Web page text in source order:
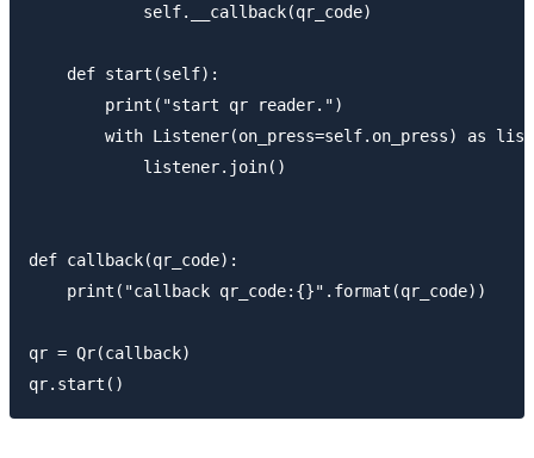
            self.__callback(qr_code)
    def start(self):
        print("start qr reader.")
with Listener(on_press=self.on_press) as
            listener.join()
def callback(qr_code):
    print("callback qr_code:{}".format(qr_code))
qr = Qr(callback)